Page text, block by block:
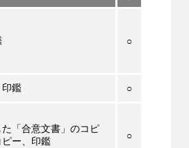
○
印鑑 ○
「合意文書」のコピ
ー、印鑑
○